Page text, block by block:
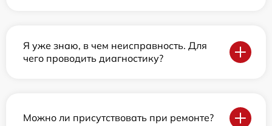
Я уже знаю, в чем неисправность. Для
чего проводить диагностику?
Можно ли присутствовать при ремонте?